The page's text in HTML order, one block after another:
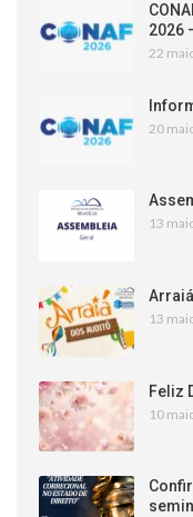
2026
22
20
13
13
Feliz
10